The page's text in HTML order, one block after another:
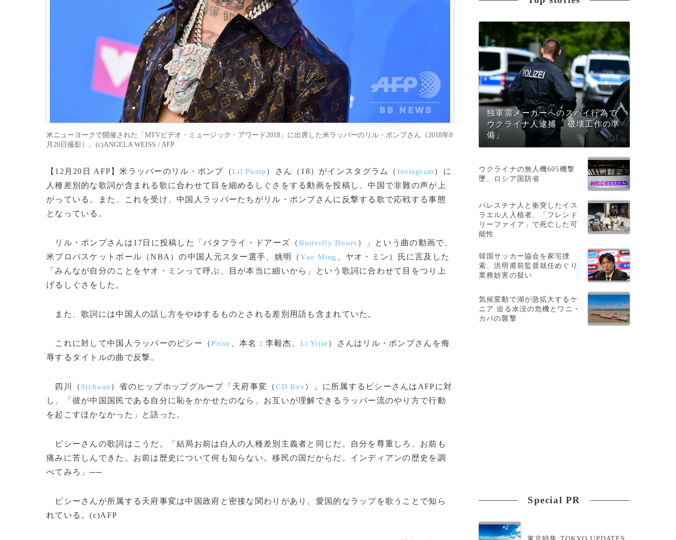
米ニューヨークで開催された「MTVビデオ・ミュージック・アワード2018」に出席した米ラッパーのリル・ポンプさん（2018年8
月20日撮影）。(c)ANGELA WEISS / AFP
【12月20日 AFP】米ラッパーのリル・ポンプ（Lil Pump ）さん（18）がインスタグラム（ Instagram ）に
人種差別的な歌詞が含まれる歌に合わせて目を細めるしぐさをする動画を投稿し、中国で非難の声が上
がっている。また、これを受け、中国人ラッパーたちがリル・ポンプさんに反撃する歌で応戦する事態
となっている。
リル・ポンプさんは17日に投稿した「バタフライ・ドアーズ（Butterfly Doors ）」という曲の動画で、
米プロバスケットボール（NBA）の中国人元スター選手、姚明（Yao Ming
、ヤオ・ミン）氏に言及した
「みんなが自分のことをヤオ・ミンって呼ぶ、目が本当に細いから」という歌詞に合わせて目をつり上
げるしぐさをした。
また、歌詞には中国人の話し方をやゆするものとされる差別用語も含まれていた。
これに対して中国人ラッパーのピシー（Pissy 、本名：李毅杰、 Li Yijie ）さんはリル・ポンプさんを侮
辱するタイトルの曲で反撃。
四川（ Sichuan ）省のヒップホップグループ「天府事変（CD Rev）」に所属するピシーさんはAFPに対
し、「彼が中国国民である自分に恥をかかせたのなら、お互いが理解できるラッパー流のやり方で行動
を起こすほかなかった」と語った。
ピシーさんの歌詞はこうだ。「結局お前は白人の人種差別主義者と同じだ。自分を尊重しろ、お前も
痛みに苦しんできた。お前は歴史について何も知らない。移民の国だからだ。インディアンの歴史を調
べてみろ」──
ピシーさんが所属する天府事変は中国政府と密接な関わりがあり、愛国的なラップを歌うことで知ら
れている。(c)AFP
独軍需メーカーへのスパイ行為で
ウクライナ人逮捕 「破壊工作の準
備」
ウクライナの無人機605機撃
墜、ロシア国防省
パレスチナ人と衝突したイス
ラエル人入植者、「フレンド
リーファイア」で死亡した可
能性
韓国サッカー協会を家宅捜
索、洪明甫前監督就任めぐり
業務妨害の疑い
気候変動で湖が急拡大するケ
ニア 迫る水没の危機とワニ・
カバの襲撃
Special PR
東京特集:TOKYO UPDATES